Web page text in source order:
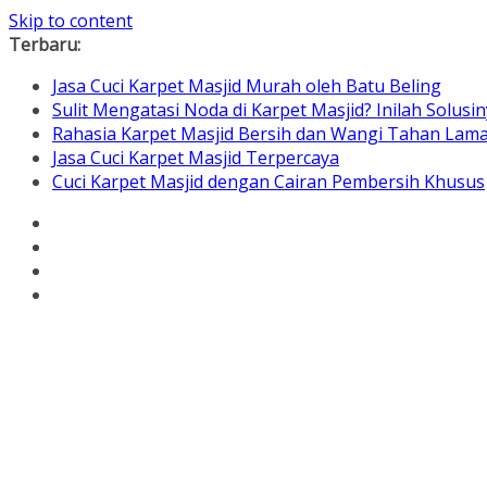
Skip to content
Terbaru:
Jasa Cuci Karpet Masjid Murah oleh Batu Beling
Sulit Mengatasi Noda di Karpet Masjid? Inilah
Rahasia Karpet Masjid Bersih dan Wangi Tahan Lama
Jasa Cuci Karpet Masjid Terpercaya
Cuci Karpet Masjid dengan Cairan Pembersih Khusus